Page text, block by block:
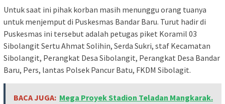
Untuk saat ini pihak korban masih menunggu orang tuanya
untuk menjemput di Puskesmas Bandar Baru. Turut hadir di
Puskesmas ini tersebut adalah petugas piket Koramil 03
Sibolangit Sertu Ahmat Solihin, Serda Sukri, staf Kecamatan
Sibolangit, Perangkat Desa Sibolangit, Perangkat Desa Bandar
Baru, Pers, lantas Polsek Pancur Batu, FKDM Sibolagit.
BACA JUGA: Mega Proyek Stadion Teladan Mangkarak.